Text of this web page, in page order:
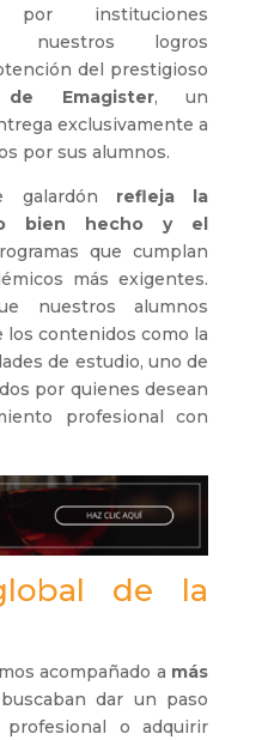
por instituciones
nuestros logros
del prestigioso
Emagister, un
exclusivamente a
por sus alumnos.
galardón refleja la
bien hecho y el
que cumplan
más exigentes.
nuestros alumnos
los contenidos como la
de estudio, uno de
por quienes desean
profesional con
de la
acompañado a más
dar un paso
o adquirir